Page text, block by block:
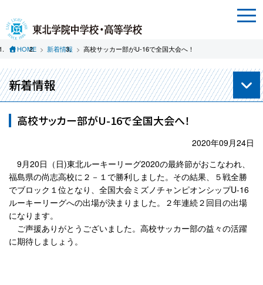
HOME 新着情報 高校サッカー部がU-16で全国大会へ！
新着情報
高校サッカー部がU-16で全国大会へ！
2020年09月24日
9月20日（日)東北ルーキーリーグ2020の最終節がおこなわれ、
福島県の尚志高校に２－１で勝利しました。その結果、５戦全勝
でブロック１位となり、全国大会ミズノチャンピオンシップU-16
ルーキーリーグへの出場が決まりました。２年連続２回目の出場
になります。
ご声援ありがとうございました。高校サッカー部の益々の活躍
に期待しましょう。